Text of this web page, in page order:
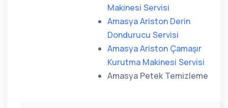
Makinesi Servisi
Amasya Ariston Derin
Dondurucu Servisi
Amasya Ariston Çamaşır
Kurutma Makinesi Servisi
Amasya Petek Temizleme